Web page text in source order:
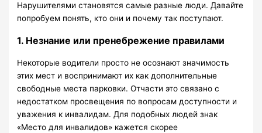
Нарушителями становятся самые разные люди. Давайте
попробуем понять, кто они и почему так поступают.
1. Незнание или пренебрежение правилами
Некоторые водители просто не осознают значимость
этих мест и воспринимают их как дополнительные
свободные места парковки. Отчасти это связано с
недостатком просвещения по вопросам доступности и
уважения к инвалидам. Для подобных людей знак
«Место для инвалидов» кажется скорее